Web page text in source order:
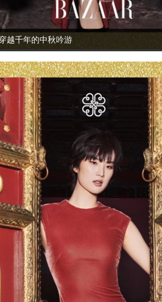
越千年的中秋吟游